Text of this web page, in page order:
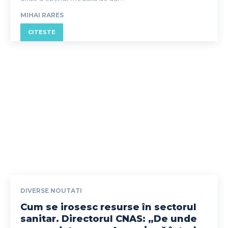
MIHAI RARES
CITESTE
DIVERSE NOUTATI
Cum se irosesc resurse în sectorul
sanitar. Directorul CNAS: „De unde